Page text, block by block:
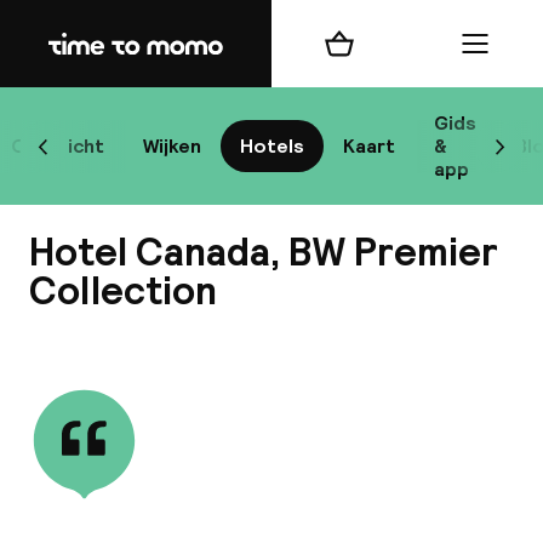
Home
Overzicht Wijken Hotels Kaart
Gids
&
app
Scroll naar links
Winkelmand Menu
Hotel Canada, BW Premier
Collection